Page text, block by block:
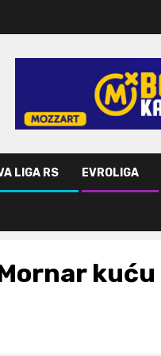
LIGA RS EVROLIGA